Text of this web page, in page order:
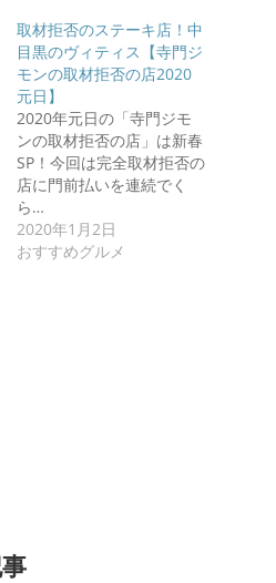
取材拒否のステーキ店！中
目黒のヴィティス【寺門ジ
モンの取材拒否の店2020
元日】
2020年元日の「寺門ジモ
ンの取材拒否の店」は新春
SP！今回は完全取材拒否の
店に門前払いを連続でく
ら…
2020年1月2日
おすすめグルメ